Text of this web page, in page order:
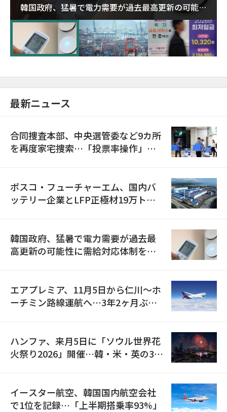
韓国政府、猛暑で電力需要が過去最高更新の可能性
に需給対応体制を点検
最新ニュース
合同捜査本部、中央選管委など9カ所
を再度家宅捜索…「投票率操作」の
ポスコ・フューチャーエム、国内バ
ッテリー企業とLFP正極材19万トン
韓国政府、猛暑で電力需要が過去最
高更新の可能性に需給対応体制を点
エアプレミア、11月5日から仁川〜ホ
ーチミン路線運航へ…3年2ヶ月ぶり
ハンファ、来月5日に「ソウル世界花
火祭り2026」開催…韓・米・英の3カ
イースター航空、韓国国内航空会社
で1位を記録…「上半期搭乗率93%」